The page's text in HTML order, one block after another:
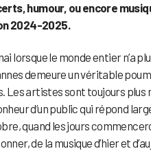
humour, ou encore
2024-2025.
lorsque le monde entier n’a
demeure un véritable
Les artistes sont toujours plus
d’un public qui répond
quand les jours
de la musique d’hier et